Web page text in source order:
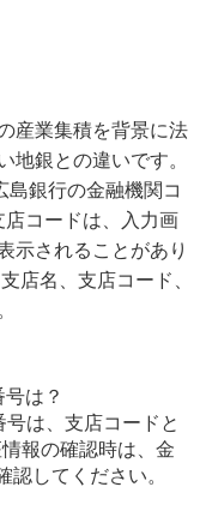
産業集積を背景に法
地銀との違いです。
銀行の金融機関コ
コードは、入力画
示されることがあり
店名、支店コード、
は？
は、支店コードと
報の確認時は、金
してください。